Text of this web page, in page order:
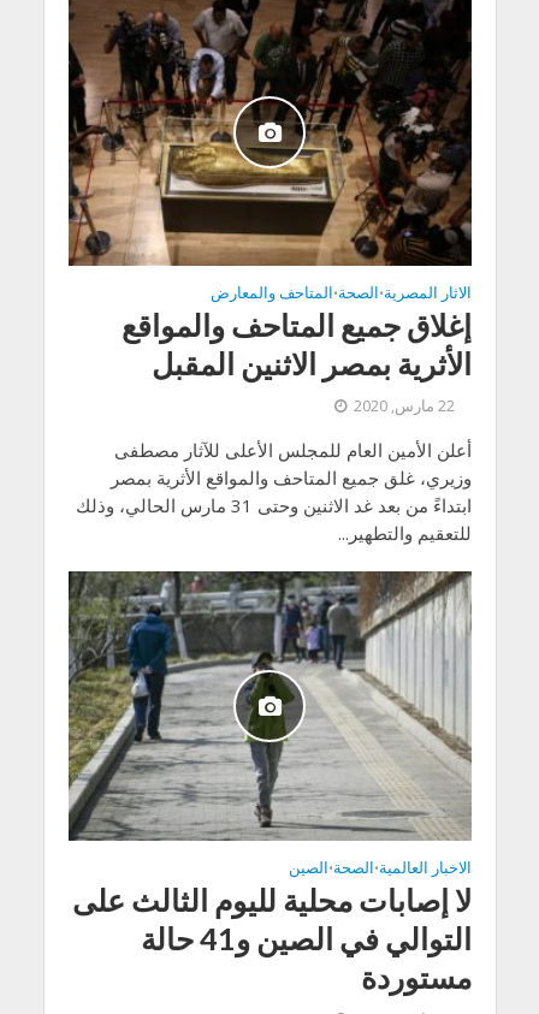
الاثار المصرية•الصحة•المتاحف والمعارض
إغلاق جميع المتاحف والمواقع
الأثرية بمصر الاثنين المقبل
22 مارس, 2020
أعلن الأمين العام للمجلس الأعلى للآثار مصطفى
وزيري، غلق جميع المتاحف والمواقع الأثرية بمصر
ابتداءً من بعد غد الاثنين وحتى 31 مارس الحالي، وذلك
للتعقيم والتطهير...
الاخبار العالمية•الصحة•الصين
لا إصابات محلية لليوم الثالث على
التوالي في الصين و41 حالة
مستوردة